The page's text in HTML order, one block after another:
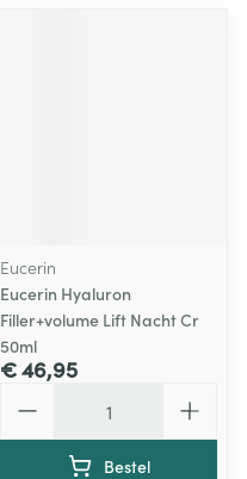
Eucerin
Eucerin Hyaluron
Filler+volume Lift Nacht Cr
50ml
€ 46,95
Bestel